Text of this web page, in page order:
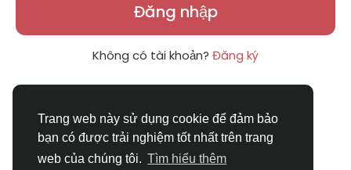
Trang web này sử dụng cookie để đảm bảo
bạn có được trải nghiệm tốt nhất trên trang
web của chúng tôi. Tìm hiểu thêm
Đăng nhập
Không có tài khoản? Đăng ký